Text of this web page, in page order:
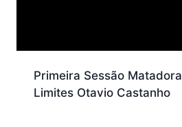
Primeira Sessão
Limites Otavio Castanho